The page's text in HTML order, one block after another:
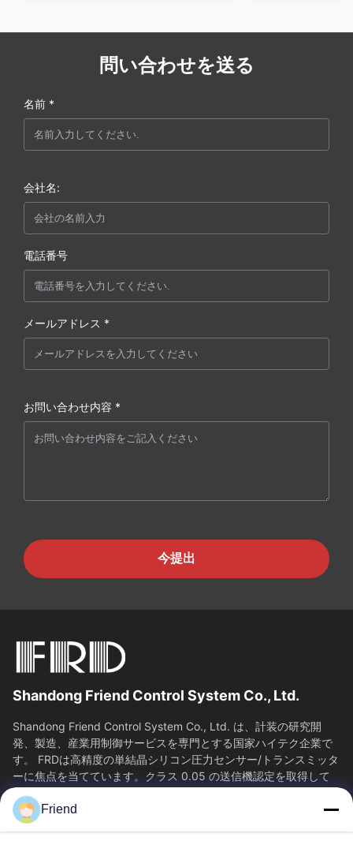
問い合わせを送る
名前 *
会社名:
電話番号
メールアドレス *
お問い合わせ内容 *
今提出
Shandong Friend Control System Co., Ltd.
Shandong Friend Control System Co., Ltd. は、計装の研究開
発、製造、産業用制御サービスを専門とする国家ハイテク企業で
す。 FRDは高精度の単結晶シリコン圧力センサー/トランスミッタ
ーに焦点を当てています。クラス 0.05 の送信機認定を取得して
おり、65...
SAIKESAISI水素エナジー
Friend